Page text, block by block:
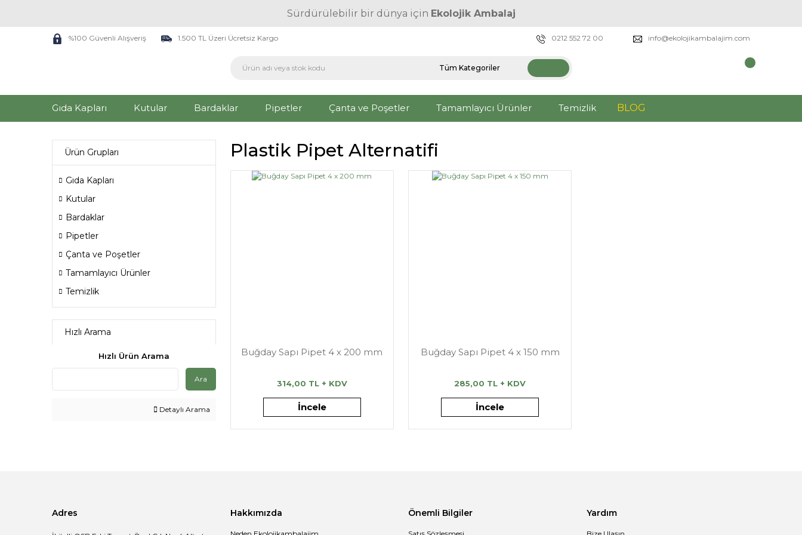
Sürdürülebilir bir dünya için Ekolojik Ambalaj
%100 Güvenli Alışveriş 1.500 TL Üzeri Ücretsiz Kargo 0212 552 72 00 info@ekolojikambalajim.com
Gıda Kapları Kutular Bardaklar Pipetler Çanta ve Poşetler Tamamlayıcı Ürünler Temizlik BLOG
Ürün Grupları
Gıda Kapları
Kutular
Bardaklar
Pipetler
Çanta ve Poşetler
Tamamlayıcı Ürünler
Temizlik
Hızlı Arama
Hızlı Ürün Arama
Ara
Detaylı Arama
Plastik Pipet Alternatifi
Buğday Sapı Pipet 4 x 200 mm
314,00 TL + KDV
İncele
Buğday Sapı Pipet 4 x 150 mm
285,00 TL + KDV
İncele
Adres Hakkımızda Önemli Bilgiler Yardım